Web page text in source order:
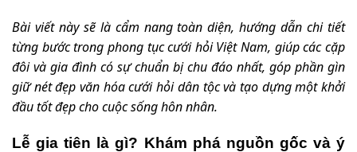
Bài viết này sẽ là cẩm nang toàn diện, hướng dẫn chi tiết
từng bước trong phong tục cưới hỏi Việt Nam, giúp các cặp
đôi và gia đình có sự chuẩn bị chu đáo nhất, góp phần gìn
giữ nét đẹp văn hóa cưới hỏi dân tộc và tạo dựng một khởi
đầu tốt đẹp cho cuộc sống hôn nhân.
Lễ gia tiên là gì? Khám phá nguồn gốc và ý